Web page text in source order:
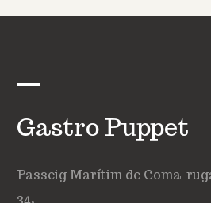
Gastro Puppet
Passeig Marítim de Coma-
34,